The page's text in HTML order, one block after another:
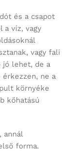
és a csapot
a víz, vagy
vagy fali
jó lehet, de a
érkezzen, ne a
környéke
kőhatású
annál
forma.